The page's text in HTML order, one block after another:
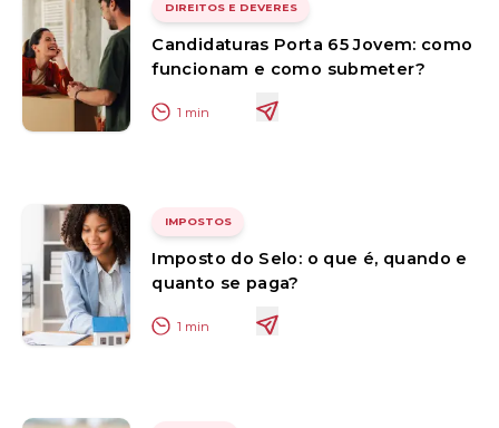
DIREITOS E DEVERES
Candidaturas Porta 65 Jovem: como
funcionam e como submeter?
1 min
IMPOSTOS
Imposto do Selo: o que é, quando e
quanto se paga?
1 min